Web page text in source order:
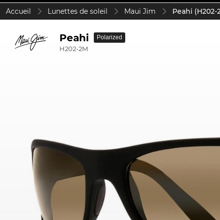
Accueil Lunettes de soleil Maui Jim Peahi (H202-
Peahi
H202-2M
Polarized